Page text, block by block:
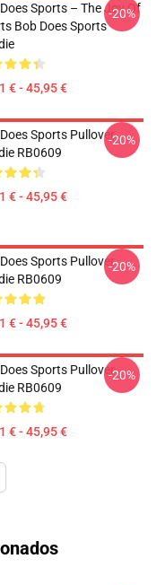
Sports – The Joy Of
Bob Does Sports
€ - 45,95 €
-20%
Sports Pullover
RB0609
€ - 45,95 €
-20%
Sports Pullover
RB0609
€ - 45,95 €
-20%
Sports Pullover
RB0609
€ - 45,95 €
-20%